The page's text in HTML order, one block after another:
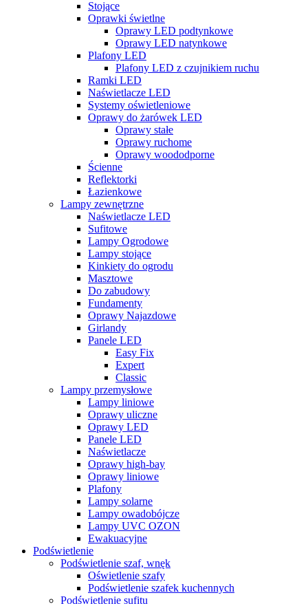
Stojące
Oprawki świetlne
Oprawy LED podtynkowe
Oprawy LED natynkowe
Plafony LED
Plafony LED z czujnikiem ruchu
Ramki LED
Naświetlacze LED
Systemy oświetleniowe
Oprawy do żarówek LED
Oprawy stałe
Oprawy ruchome
Oprawy woododporne
Ścienne
Reflektorki
Łazienkowe
Lampy zewnętrzne
Naświetlacze LED
Sufitowe
Lampy Ogrodowe
Lampy stojące
Kinkiety do ogrodu
Masztowe
Do zabudowy
Fundamenty
Oprawy Najazdowe
Girlandy
Panele LED
Easy Fix
Expert
Classic
Lampy przemysłowe
Lampy liniowe
Oprawy uliczne
Oprawy LED
Panele LED
Naświetlacze
Oprawy high-bay
Oprawy liniowe
Plafony
Lampy solarne
Lampy owadobójcze
Lampy UVC OZON
Ewakuacyjne
Podświetlenie
Podświetlenie szaf, wnęk
Oświetlenie szafy
Podświetlenie szafek kuchennych
Podświetlenie sufitu